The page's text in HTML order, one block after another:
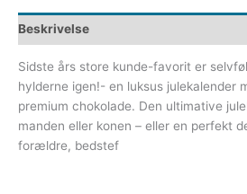
Beskrivelse
Sidste års store kunde-favorit er
hylderne igen!- en luksus julekalender
premium chokolade. Den ultimative
manden eller konen – eller en perfekt
forældre, bedstef